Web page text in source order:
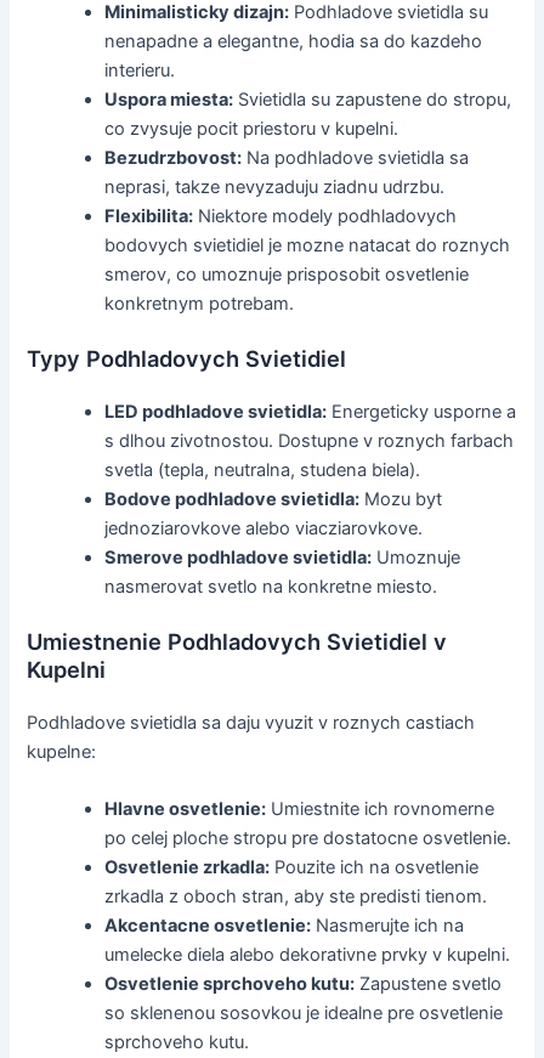
Minimalisticky dizajn: Podhladove svietidla su
nenapadne a elegantne, hodia sa do kazdeho
interieru.
Uspora miesta: Svietidla su zapustene do stropu,
co zvysuje pocit priestoru v kupelni.
Bezudrzbovost: Na podhladove svietidla sa
neprasi, takze nevyzaduju ziadnu udrzbu.
Flexibilita: Niektore modely podhladovych
bodovych svietidiel je mozne natacat do roznych
smerov, co umoznuje prisposobit osvetlenie
konkretnym potrebam.
Typy Podhladovych Svietidiel
LED podhladove svietidla: Energeticky usporne a
s dlhou zivotnostou. Dostupne v roznych farbach
svetla (tepla, neutralna, studena biela).
Bodove podhladove svietidla: Mozu byt
jednoziarovkove alebo viacziarovkove.
Smerove podhladove svietidla: Umoznuje
nasmerovat svetlo na konkretne miesto.
Umiestnenie Podhladovych Svietidiel v
Kupelni
Podhladove svietidla sa daju vyuzit v roznych castiach
kupelne:
Hlavne osvetlenie: Umiestnite ich rovnomerne
po celej ploche stropu pre dostatocne osvetlenie.
Osvetlenie zrkadla: Pouzite ich na osvetlenie
zrkadla z oboch stran, aby ste predisti tienom.
Akcentacne osvetlenie: Nasmerujte ich na
umelecke diela alebo dekorativne prvky v kupelni.
Osvetlenie sprchoveho kutu: Zapustene svetlo
so sklenenou sosovkou je idealne pre osvetlenie
sprchoveho kutu.